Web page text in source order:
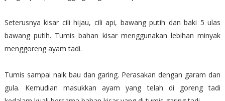
Seterusnya kisar cili hijau, cili api, bawang putih dan baki 5 ulas
bawang putih. Tumis bahan kisar menggunakan lebihan minyak
menggoreng ayam tadi.
Tumis sampai naik bau dan garing. Perasakan dengan garam dan
gula. Kemudian masukkan ayam yang telah di goreng tadi